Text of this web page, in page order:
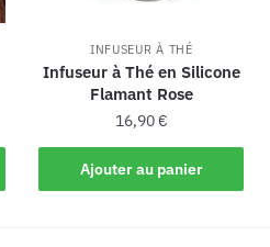
INFUSEUR À THÉ
Infuseur à Thé en Silicone
Flamant Rose
16,90€
Ajouter au panier